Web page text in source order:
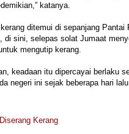
katanya.
ditemui di sepanjang
di sini, selepas solat Jumaat
mengutip kerang.
keadaan itu dipercayai berlaku
negeri ini sejak beberapa hari
Kerang